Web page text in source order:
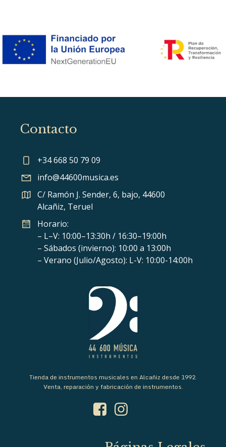
Contacto
+34 668 50 79 09
info@44600musica.es
C/ Ramón J. Sender, 6, bajo, 44600
Alcañiz, Teruel
Horario:
– L–V: 10:00–13:30h / 16:30–19:00h
– Sábados (invierno): 10:00 a 13:00h
– Verano (Julio/Agosto): L-V: 10:00-14:00h
Tienda de instrumentos musicales en Alcañiz desde 1992.
Venta, reparación y fabricación de instrumentos.